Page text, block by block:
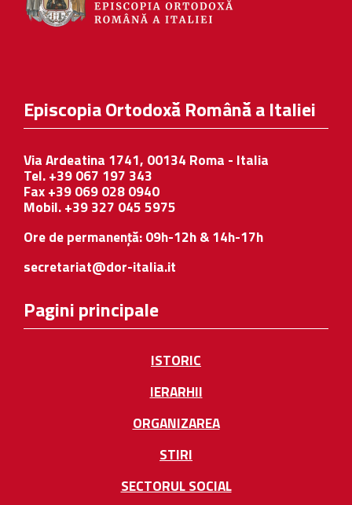
Episcopia Ortodoxă Română a Italiei
Via Ardeatina 1741, 00134 Roma - Italia
Tel. +39 067 197 343
Fax +39 069 028 0940
Mobil. +39 327 045 5975
Ore de permanență: 09h-12h & 14h-17h
secretariat@dor-italia.it
Pagini principale
ISTORIC
IERARHII
ORGANIZAREA
STIRI
SECTORUL SOCIAL